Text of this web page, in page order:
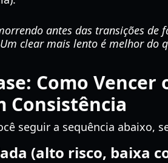
antes das transições de
clear mais lento é melhor do
Como Vencer
Consistência
seguir a sequência abaixo,
(alto risco, baixa